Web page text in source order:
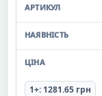
1+: 1281.65 грн